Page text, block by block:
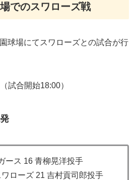
でのスワローズ戦
球場にてスワローズとの試合が行
試合開始18:00）
ース 16 青柳晃洋投手
ローズ 21 吉村貢司郎投手